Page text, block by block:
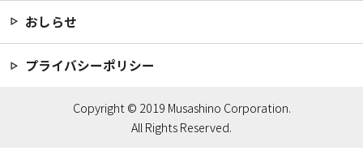
おしらせ
プライバシーポリシー
Copyright © 2019 Musashino Corporation.
All Rights Reserved.